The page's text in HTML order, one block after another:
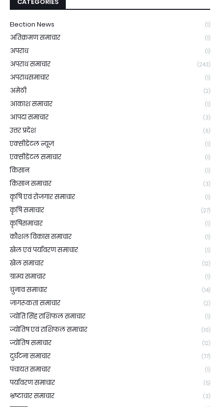
Election News (1)
अतिक्रमण समाचार (1)
अपराध (1)
अपराध समाचार (243)
अपराधसमाचार (1)
अमेठी (2)
आकाश समाचार (1)
आपदा समाचार (3)
उत्तर प्रदेश (6)
एक्सीडेंटल न्यूज़ (1)
एक्सीडेंटल समाचार (1)
किसान (1)
किसान समाचार (3)
कृषि एवं रोजगार समाचार (1)
कृषि समाचार (27)
कृषिसमाचार (1)
कौशल विकास समाचार (1)
खेल एवं पर्यावरण समाचार (1)
खेल समाचार (12)
ग्राम्य समाचार (1)
चुनाव समाचार (14)
जागरूकता समाचार (2)
ज्योति सिंह राशिफल समाचार (1)
ज्योतिष एवं राशिफल समाचार (10)
ज्योतिष समाचार (12)
दुर्घटना समाचार (77)
पंचायत समाचार (1)
पर्यावरण समाचार (5)
भ्रष्टाचार समाचार (3)